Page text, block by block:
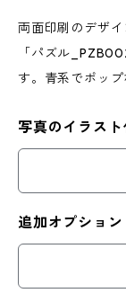
両面印刷のデザイ
「パズル
す。青系でポップ
写真のイラスト
追加オプション